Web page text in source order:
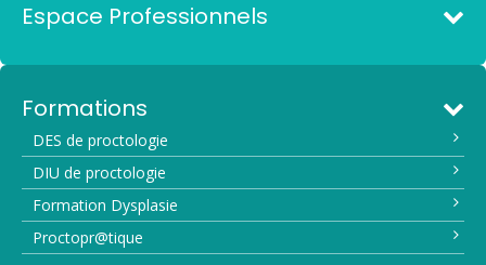
Espace Professionnels
Formations
DES de proctologie
DIU de proctologie
Formation Dysplasie
Proctopr@tique